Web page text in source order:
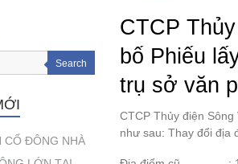
CTCP
bố Phiếu
trụ sở văn
CTCP Thủy điện
như sau: Thay đổi địa
Search
CỔ ĐÔNG NHÀ